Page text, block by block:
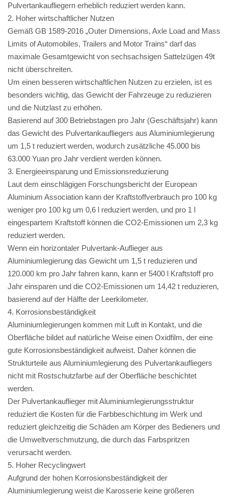
Pulvertankaufliegern erheblich reduziert werden kann.
2. Hoher wirtschaftlicher Nutzen
Gemäß GB 1589-2016 „Outer Dimensions, Axle Load and Mass
Limits of Automobiles, Trailers and Motor Trains“ darf das
maximale Gesamtgewicht von sechsachsigen Sattelzügen 49t
nicht überschreiten.
Um einen besseren wirtschaftlichen Nutzen zu erzielen, ist es
besonders wichtig, das Gewicht der Fahrzeuge zu reduzieren
und die Nutzlast zu erhöhen.
Basierend auf 300 Betriebstagen pro Jahr (Geschäftsjahr) kann
das Gewicht des Pulvertankaufliegers aus Aluminiumlegierung
um 1,5 t reduziert werden, wodurch zusätzliche 45.000 bis
63.000 Yuan pro Jahr verdient werden können.
3. Energieeinsparung und Emissionsreduzierung
Laut dem einschlägigen Forschungsbericht der European
Aluminium Association kann der Kraftstoffverbrauch pro 100 kg
weniger pro 100 kg um 0,6 l reduziert werden, und pro 1 l
eingespartem Kraftstoff können die CO2-Emissionen um 2,3 kg
reduziert werden.
Wenn ein horizontaler Pulvertank-Auflieger aus
Aluminiumlegierung das Gewicht um 1,5 t reduzieren und
120.000 km pro Jahr fahren kann, kann er 5400 l Kraftstoff pro
Jahr einsparen und die CO2-Emissionen um 14,42 t reduzieren,
basierend auf der Hälfte der Leerkilometer.
4. Korrosionsbeständigkeit
Aluminiumlegierungen kommen mit Luft in Kontakt, und die
Oberfläche bildet auf natürliche Weise einen Oxidfilm, der eine
gute Korrosionsbeständigkeit aufweist. Daher können die
Strukturteile aus Aluminiumlegierung des Pulvertankaufliegers
nicht mit Rostschutzfarbe auf der Oberfläche beschichtet
werden.
Der Pulvertankauflieger mit Aluminiumlegierungsstruktur
reduziert die Kosten für die Farbbeschichtung im Werk und
reduziert gleichzeitig die Schäden am Körper des Bedieners und
die Umweltverschmutzung, die durch das Farbspritzen
verursacht werden.
5. Hoher Recyclingwert
Aufgrund der hohen Korrosionsbeständigkeit der
Aluminiumlegierung weist die Karosserie keine größeren